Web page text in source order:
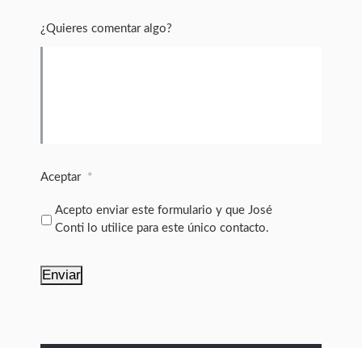
¿Quieres comentar algo?
Aceptar *
Acepto enviar este formulario y que José
Conti lo utilice para este único contacto.
Enviar